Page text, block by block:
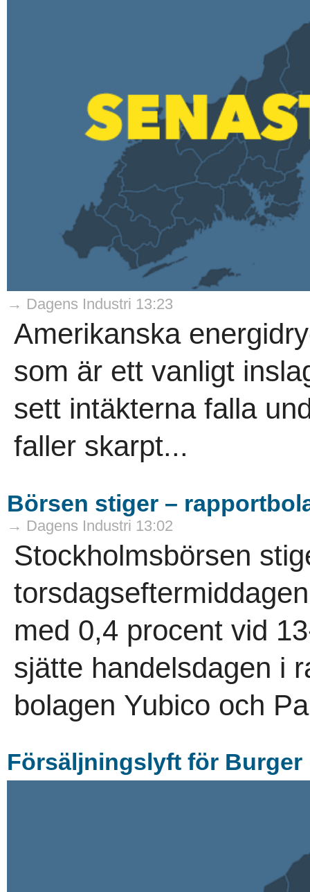
→ Dagens Industri 13:23
Amerikanska
som är ett vanligt
sett intäkterna falla
faller skarpt...
Börsen stiger –
→ Dagens Industri 13:02
Stockholmsbörsen
med 0,4 procent vid
sjätte handelsdagen i
bolagen Yubico och
Försäljningslyft för Burger